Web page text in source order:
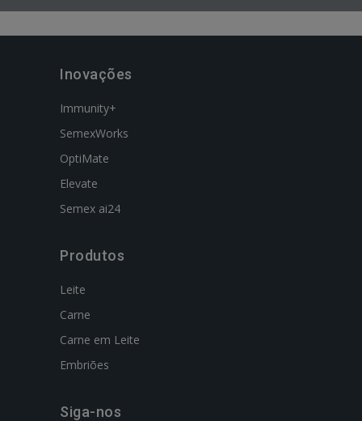
Inovações
Immunity+
SemexWorks
OptiMate
Elevate
Semex ai24
Produtos
Leite
Carne
Carne em Leite
Embriões
Siga-nos